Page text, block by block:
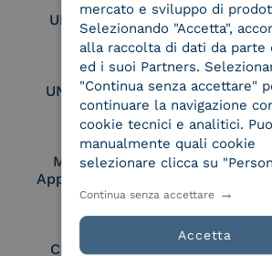
UNI EN ISO 9001
UNI EN ISO 27017 UNI
Membro Adobe
Approved Trust List
Cloud Signature
mercato e sviluppo di
Selezionando "Accetta",
alla raccolta di dati da parte
ed i suoi Partners.
"Continua senza accettare"
continuare la navigazione
cookie tecnici e analitici.
manualmente quali cookie
selezionare clicca su
Accetta
Continua senza accettare